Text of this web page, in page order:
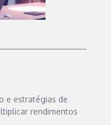
e estratégias de
rendimentos